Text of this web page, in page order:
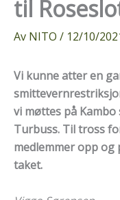
til
Av NITO / 12/10/
Vi kunne atter en
vi møttes på
Turbuss. Til tross
medlemmer opp
taket.